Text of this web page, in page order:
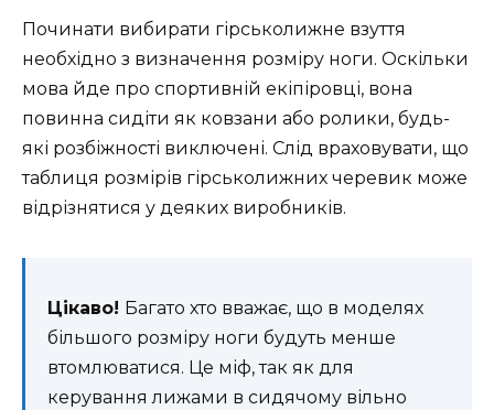
Починати вибирати гірськолижне взуття
необхідно з визначення розміру ноги. Оскільки
мова йде про спортивній екіпіровці, вона
повинна сидіти як ковзани або ролики, будь-
які розбіжності виключені. Слід враховувати, що
таблиця розмірів гірськолижних черевик може
відрізнятися у деяких виробників.
Цікаво! Багато хто вважає, що в моделях
більшого розміру ноги будуть менше
втомлюватися. Це міф, так як для
керування лижами в сидячому вільно